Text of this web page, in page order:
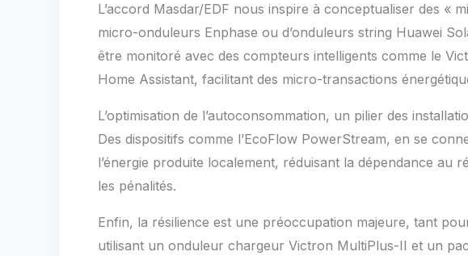
L’accord Masdar/EDF nous inspire à conceptualiser des «
micro-onduleurs Enphase ou d’onduleurs string Huawei
être monitoré avec des compteurs intelligents comme le
Home Assistant, facilitant des micro-transactions
L’optimisation de l’autoconsommation, un pilier des
Des dispositifs comme l’EcoFlow PowerStream, en se
l’énergie produite localement, réduisant la dépendance au
les pénalités.
Enfin, la résilience est une préoccupation majeure, tant
utilisant un onduleur chargeur Victron MultiPlus-II et un